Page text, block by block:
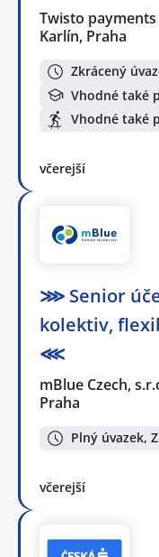
Twisto payments
Karlín, Praha
Zkrácený
Vhodné také
Vhodné také
včerejší
⋙ Senior
kolektiv,
⋘
mBlue Czech,
Praha
Plný úvazek,
včerejší